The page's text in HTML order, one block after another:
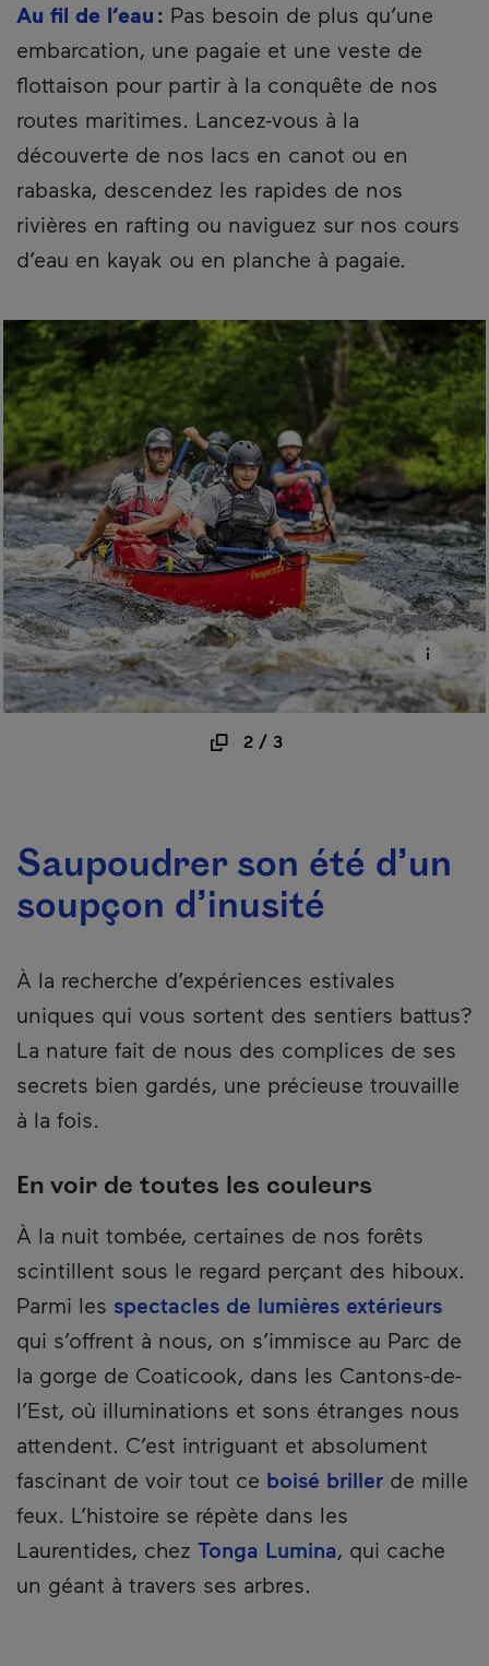
Au fil de l’eau : Pas besoin de plus qu’une
embarcation, une pagaie et une veste de
flottaison pour partir à la conquête de nos
routes maritimes. Lancez-vous à la
découverte de nos lacs en canot ou en
rabaska, descendez les rapides de nos
rivières en rafting ou naviguez sur nos cours
d’eau en kayak ou en planche à pagaie.
2/ 3
Saupoudrer son été d’un
soupçon d’inusité
À la recherche d’expériences estivales
uniques qui vous sortent des sentiers battus?
La nature fait de nous des complices de ses
secrets bien gardés, une précieuse trouvaille
à la fois.
En voir de toutes les couleurs
À la nuit tombée, certaines de nos forêts
scintillent sous le regard perçant des hiboux.
Parmi les spectacles de lumières extérieurs
qui s’offrent à nous, on s’immisce au Parc de
la gorge de Coaticook, dans les Cantons-de-
l’Est, où illuminations et sons étranges nous
attendent. C’est intriguant et absolument
fascinant de voir tout ce boisé briller de mille
feux. L’histoire se répète dans les
Laurentides, chez Tonga Lumina, qui cache
un géant à travers ses arbres.